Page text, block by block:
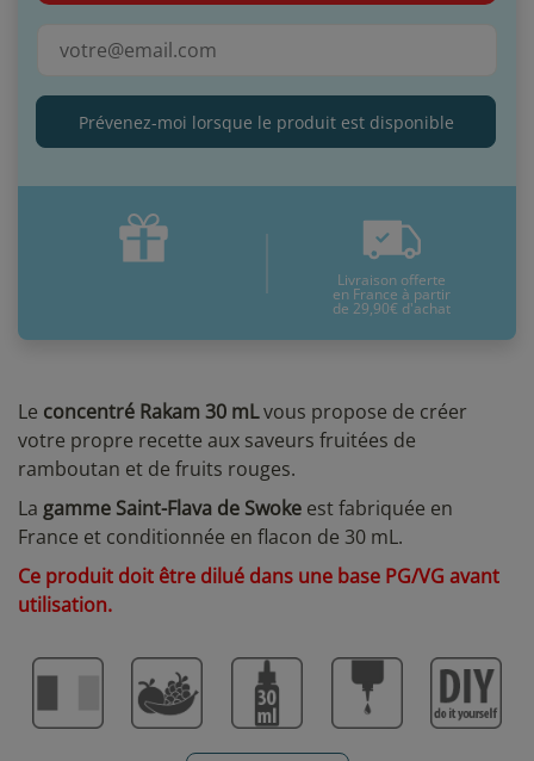
Le concentré Rakam 30 mLvous propose de créer
votre propre recette aux saveurs fruitées de
ramboutan et de fruits rouges.
La gamme Saint-Flava de Swoke est fabriquée en
France et conditionnée en flacon de 30 mL.
Ce produit doit être dilué dans une base PG/VG avant
utilisation.
Prévenez-moi lorsque le produit est disponible
Livraison offerte
en France à partir
de 29,90€ d'achat